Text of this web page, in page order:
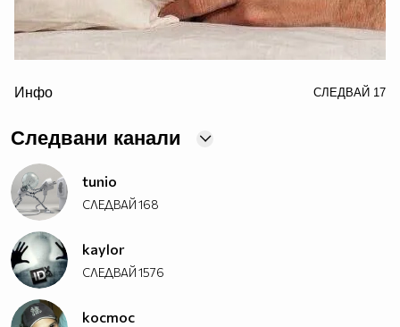
for Butch Hogan 2013
Инфо СЛЕДВАЙ 17
Следвани канали
tunio
СЛЕДВАЙ168
kaylor
СЛЕДВАЙ1576
kocmoc